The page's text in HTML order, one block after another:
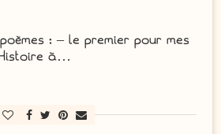
: – le premier pour mes
à…